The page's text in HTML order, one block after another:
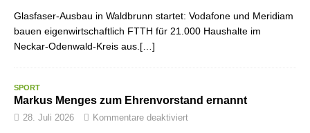
Glasfaser-Ausbau in Waldbrunn startet: Vodafone und Meridiam
bauen eigenwirtschaftlich FTTH für 21.000 Haushalte im
Neckar-Odenwald-Kreis aus.[…]
SPORT
Markus Menges zum Ehrenvorstand ernannt
28. Juli 2026 Kommentare deaktiviert